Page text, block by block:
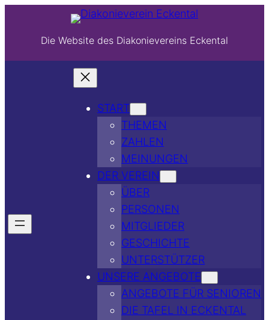
Die Website des Diakonievereins Eckental
START
THEMEN
ZAHLEN
MEINUNGEN
DER VEREIN
ÜBER
PERSONEN
MITGLIEDER
GESCHICHTE
UNTERSTÜTZER
UNSERE ANGEBOTE
ANGEBOTE FÜR SENIOREN
DIE TAFEL IN ECKENTAL